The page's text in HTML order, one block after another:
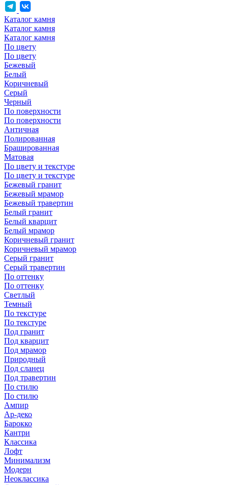
Каталог камня
Каталог камня
Каталог камня
По цвету
По цвету
Бежевый
Белый
Коричневый
Серый
Черный
По поверхности
По поверхности
Античная
Полированная
Брашированная
Матовая
По цвету и текстуре
По цвету и текстуре
Бежевый гранит
Бежевый мрамор
Бежевый травертин
Белый гранит
Белый кварцит
Белый мрамор
Коричневый гранит
Коричневый мрамор
Серый гранит
Серый травертин
По оттенку
По оттенку
Светлый
Темный
По текстуре
По текстуре
Под гранит
Под кварцит
Под мрамор
Природный
Под сланец
Под травертин
По стилю
По стилю
Ампир
Ар-деко
Барокко
Кантри
Классика
Лофт
Минимализм
Модерн
Неоклассика